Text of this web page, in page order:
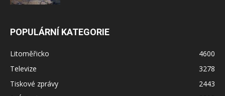
POPULÁRNÍ KATEGORIE
Litoměřicko
4600
Televize
3278
Tiskové zprávy
2443